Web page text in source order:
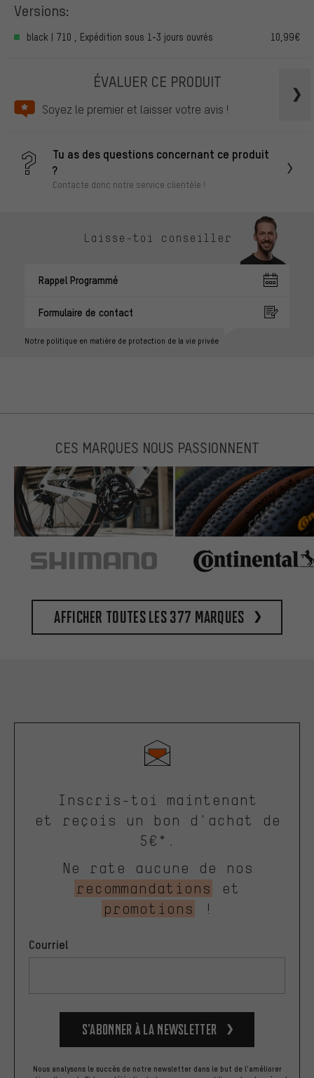
Versions:
black | 710 , Expédition sous 1-3 jours ouvrés 10,99€
ÉVALUER CE PRODUIT
Soyez le premier et laisser votre avis !
Tu as des questions concernant ce produit
?
Contacte donc notre service clientèle !
Laisse-toi conseiller
Rappel Programmé
Formulaire de contact
Notre politique en matière de protection de la vie privée
CES MARQUES NOUS PASSIONNENT
Afficher toutes les 377 marques
Inscris-toi maintenant
et reçois un bon d'achat de
5€*.
Ne rate aucune de nos
recommandations
et
promotions
!
Courriel
S’abonner à la newsletter
Nous analysons le succès de notre newsletter dans le but de l'améliorer